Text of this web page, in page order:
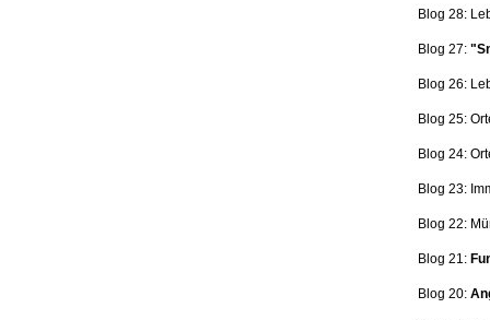
Blog 28:
Blog 27:
Blog 26:
Blog 25:
Blog 24:
Blog 23:
Blog 22:
Blog 21:
Blog 20: